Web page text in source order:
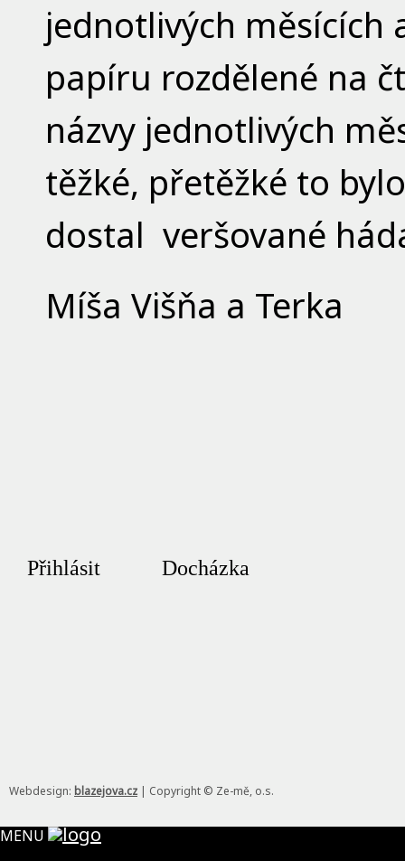
jednotlivých měsících
papíru rozdělené na
názvy jednotlivých
těžké, přetěžké to
dostal veršované
Míša Višňa a Terka
Přihlásit Docházka
Webdesign: blazejova.cz | Copyright © Ze-mě, o.s.
MENU